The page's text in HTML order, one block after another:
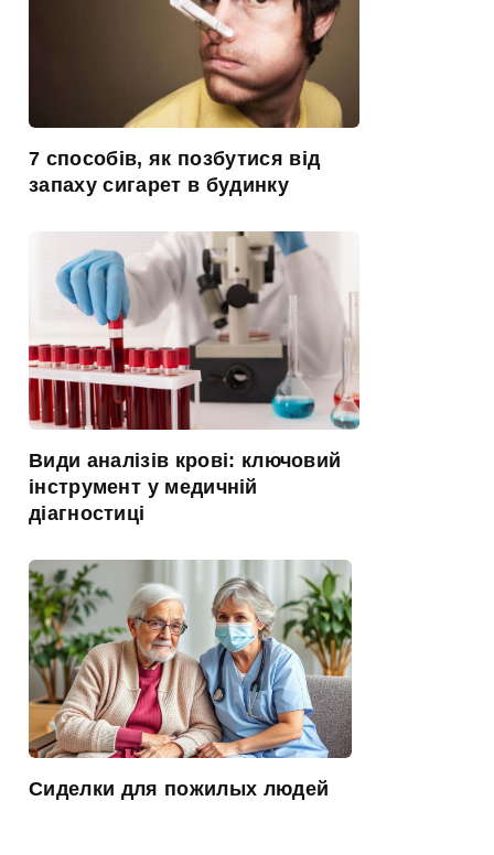
7 способів, як позбутися від
запаху сигарет в будинку
Види аналізів крові: ключовий
інструмент у медичній
діагностиці
Сиделки для пожилых людей